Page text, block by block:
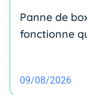
Panne de
fonctionne
09/08/2026